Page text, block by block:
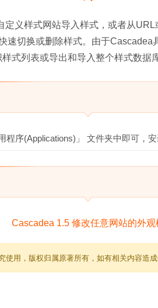
定义样式网站导入样式，或者从
速切换或删除样式。由于
式列表或导出和导入整个样式数据库
程序(Applications)」 文件夹中即可，安
使用，版权归属原著所有，如有相关内容造